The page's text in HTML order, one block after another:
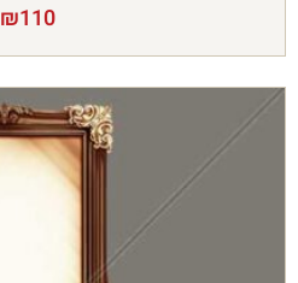
₪110